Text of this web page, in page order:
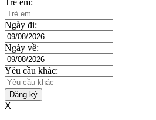
Trẻ em:
Ngày đi:
Ngày về:
Yêu cầu khác:
Đăng ký
X